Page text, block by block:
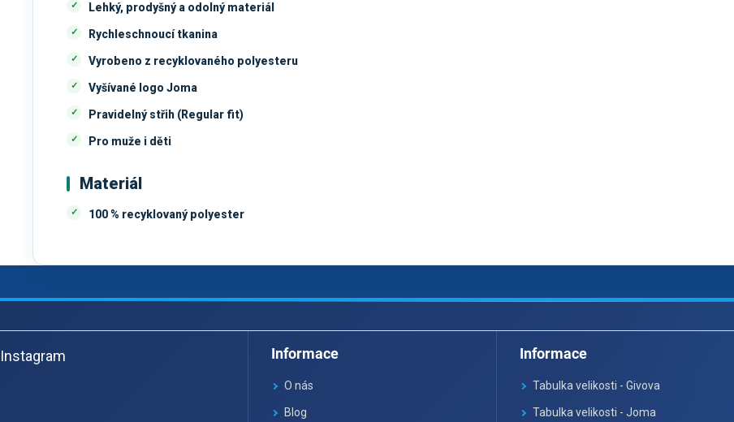
Lehký, prodyšný a odolný materiál
Rychleschnoucí tkanina
Vyrobeno z recyklovaného polyesteru
Vyšívané logo Joma
Pravidelný střih (Regular fit)
Pro muže i děti
Materiál
100 % recyklovaný polyester
á
pInstagram Informace
O nás
Blog
Informace
Tabulka velikosti - Givova
Tabulka velikosti - Joma